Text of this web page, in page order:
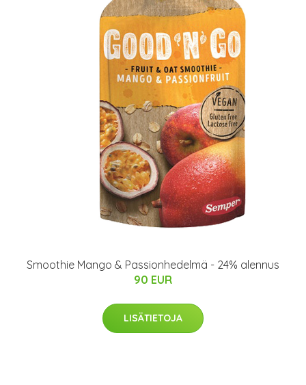
Smoothie Mango & Passionhedelmä - 24% alennus
90 EUR
LISÄTIETOJA